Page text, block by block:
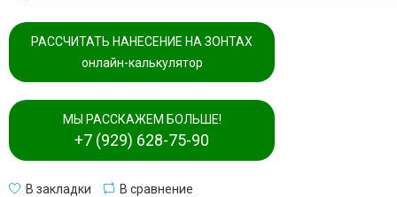
РАССЧИТАТЬ НАНЕСЕНИЕ НА ЗОНТАХ
онлайн-калькулятор
МЫ РАССКАЖЕМ БОЛЬШЕ!
+7 (929) 628-75-90
В закладки В сравнение